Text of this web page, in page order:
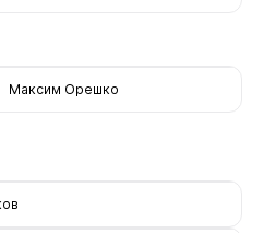
Максим Орешко